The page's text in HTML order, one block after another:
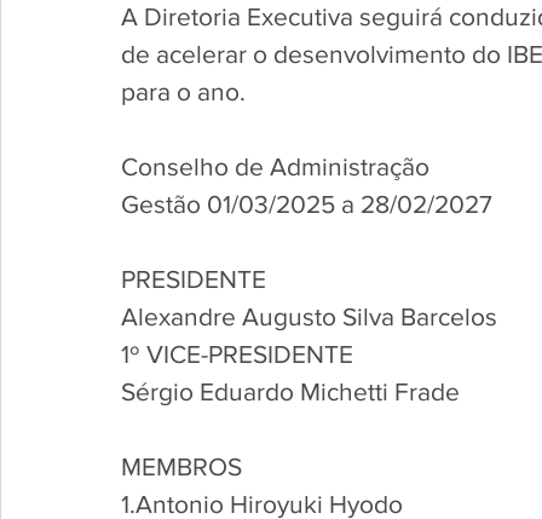
A Diretoria Executiva seguirá
de acelerar o desenvolvimento do
para o ano.
Conselho de Administração
Gestão 01/03/2025 a 28/02/2027
PRESIDENTE
Alexandre Augusto Silva Barcelos
1º VICE-PRESIDENTE
Sérgio Eduardo Michetti Frade
MEMBROS
1.Antonio Hiroyuki Hyodo